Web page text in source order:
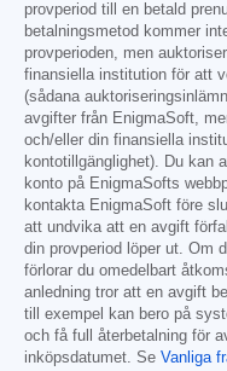
provperiod till en betald
betalningsmetod kommer
provperioden, men
finansiella institution för att
(sådana
avgifter från EnigmaSoft,
och/eller din finansiella
kontotillgänglighet). Du kan
konto på EnigmaSofts
kontakta EnigmaSoft före
att undvika att en avgift
din provperiod löper ut. Om
förlorar du omedelbart
anledning tror att en avgift
till exempel kan bero på
och få full återbetalning för
inköpsdatumet. Se Vanliga